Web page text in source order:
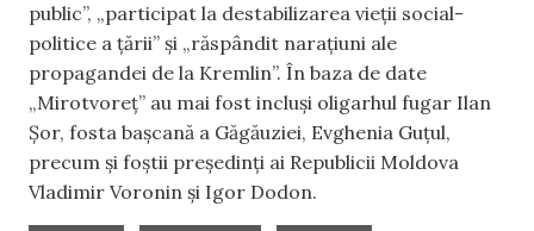
public”, „participat la destabilizarea vieții social-
politice a țării” și „răspândit narațiuni ale
propagandei de la Kremlin”. În baza de date
„Mirotvoreț” au mai fost incluși oligarhul fugar Ilan
Șor, fosta bașcană a Găgăuziei, Evghenia Guțul,
precum și foștii președinți ai Republicii Moldova
Vladimir Voronin și Igor Dodon.